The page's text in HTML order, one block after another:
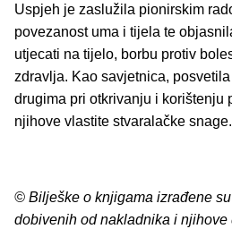
Uspjeh je zaslužila pionirskim
povezanost uma i tijela te
utjecati na tijelo, borbu protiv
zdravlja. Kao savjetnica,
drugima pri otkrivanju i korištenju
njihove vlastite stvaralačke snage.
© Bilješke o knjigama izrađene
dobivenih od nakladnika i njihove